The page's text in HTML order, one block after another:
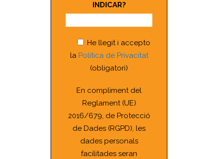
INDICAR?
He llegit i accepto
la Política de Privacitat
(obligatori)
En compliment del
Reglament (UE)
2016/679, de Protecció
de Dades (RGPD), les
dades personals
facilitades seran